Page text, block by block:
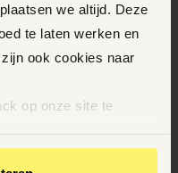
we altijd. Deze
te laten werken en
ook cookies naar
op onze site te
informatie op